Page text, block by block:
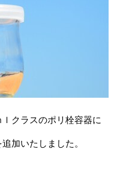
クラスのポリ栓容器に
追加いたしました。